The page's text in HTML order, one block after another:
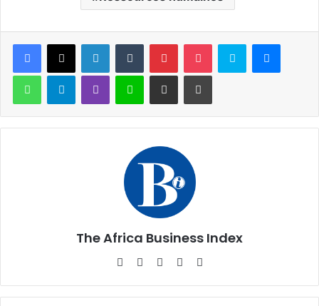
Facebook
X LinkedinTumblr PinterestPocket Skype
WhatsAppTelegramViber Ligne Partager par email Imprimer
The Africa Business Index
WebsiteFacebook
X Linkedin